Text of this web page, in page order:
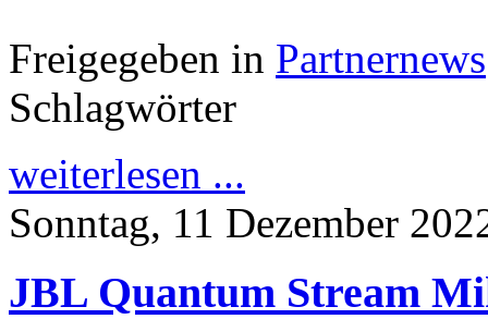
Freigegeben in Partnernews
Schlagwörter
weiterlesen ...
Sonntag, 11 Dezember
JBL Quantum Stream